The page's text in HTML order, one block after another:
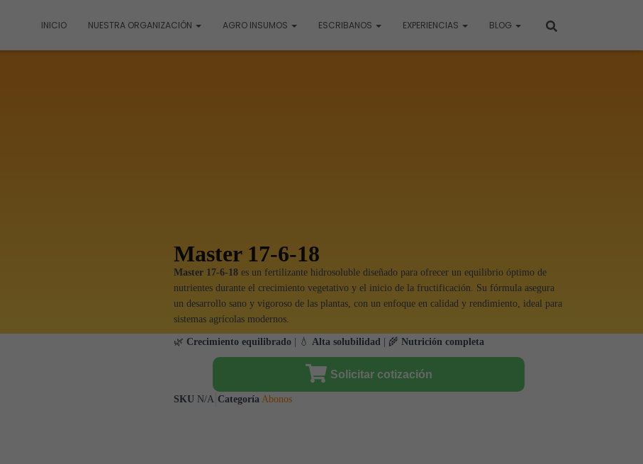
INICIO NUESTRA ORGANIZACIÓN AGRO INSUMOS ESCRIBANOS EXPERIENCIAS BLOG
Master 17-6-18
Master 17-6-18 es un fertilizante hidrosoluble diseñado para ofrecer un equilibrio óptimo de
nutrientes durante el crecimiento vegetativo y el inicio de la fructificación. Su fórmula asegura
un desarrollo sano y vigoroso de las plantas, con un enfoque en calidad y rendimiento, ideal para
sistemas agrícolas modernos.
🌿 Crecimiento equilibrado | 💧 Alta solubilidad | 🌾 Nutrición completa
Solicitar cotización
SKU N/A Categoría Abonos